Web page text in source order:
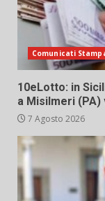
Comunicati
10eLotto: in
a Misilmeri (PA)
7 Agosto 2026